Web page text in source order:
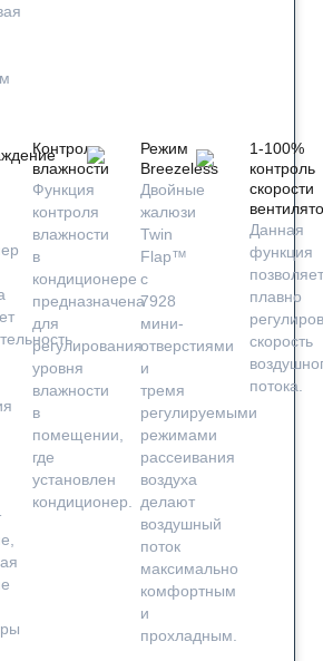
Контроль
влажности
Функция
контроля
влажности
в
кондиционере
предназначена
для
регулирования
уровня
влажности
в
помещении,
где
установлен
кондиционер.
Режим
Breezeless
Двойные
жалюзи
Twin
Flap™
с
7928
мини-
отверстиями
и
тремя
регулируемыми
режимами
рассеивания
воздуха
делают
воздушный
поток
максимально
комфортным
и
прохладным.
1-100%
контроль
скорости
Данная
функция
позволяет
плавно
скорость
потока.